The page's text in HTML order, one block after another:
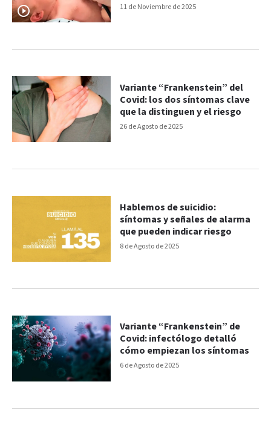
11 de Noviembre de 2025
26 de Agosto de 2025
Variante “Frankenstein” del
Covid: los dos síntomas clave
que la distinguen y el riesgo
8 de Agosto de 2025
Hablemos de suicidio:
síntomas y señales de alarma
que pueden indicar riesgo
6 de Agosto de 2025
Variante “Frankenstein” de
Covid: infectólogo detalló
cómo empiezan los síntomas